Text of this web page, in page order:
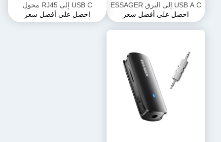
USB A C إلى البرق ESSAGER
ES-OTG17
احصل على أفضل سعر
USB C إلى RJ45 محول
Ethernet 100 1000 Mbps
احصل على أفضل سعر